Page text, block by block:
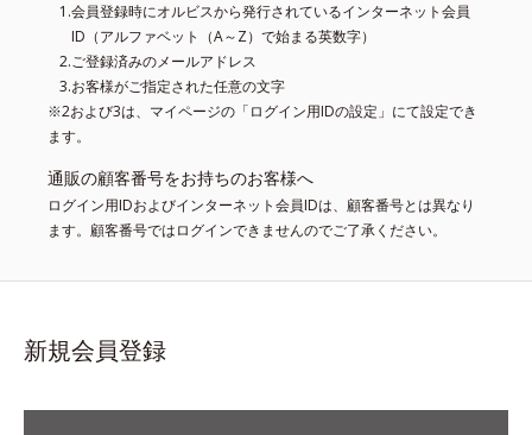
会員登録時にオルビスから発行されているインターネット会員
ID（アルファベット（A～Z）で始まる英数字）
ご登録済みのメールアドレス
お客様がご指定された任意の文字
※2および3は、マイページの「ログイン用IDの設定」にて設定でき
ます。
通販の顧客番号をお持ちのお客様へ
ログイン用IDおよびインターネット会員IDは、顧客番号とは異なり
ます。顧客番号ではログインできませんのでご了承ください。
新規会員登録